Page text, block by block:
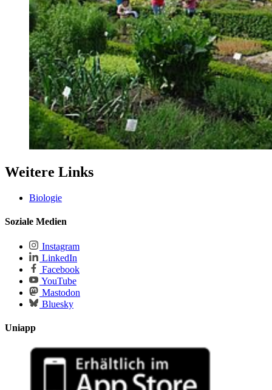
Weitere Links
Biologie
Soziale Medien
Instagram
LinkedIn
Facebook
YouTube
Mastodon
Bluesky
Uniapp